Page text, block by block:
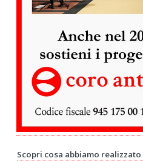
Scopri cosa abbiamo